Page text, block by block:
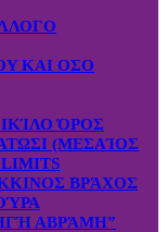
KAI ΟΣΟ
ΌΡΟΣ
(ΜΕΣΑΊΟΣ
ΒΡΆΧΟΣ
ΑΒΡΆΜΗ”